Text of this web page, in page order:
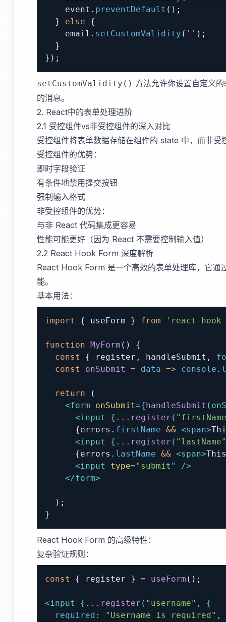
    event
. preventDefault ( ) ;
}
else
{
    email
. setCustomValidity ( '' ) ;
}
} ) ;
setCustomValidity() 方法允许你设置自定义
的消息。
2. React中的表单处理进阶
2.1 受控组件vs非受控组件的深入对比
受控组件将表单数据存储在组件的 state 中，而非
受控组件的优势：
即时字段验证
有条件地禁用提交按钮
强制输入格式
非受控组件的优势：
与非 React 代码集成更容易
性能可能更好（因为 React 不需要控制输入值）
2.2 React Hook Form 深度解析
React Hook Form 是一个高效的表单处理库，它通
能。
基本用法：
import { useForm } from 'react-
function MyForm ( )
{
const
{ register , handleSubmit ,
const
onSubmit = data => console .
return
(
<form onSubmit={handleSubmit (
<input { ... register (
{errors . firstName && <span>
<input { ... register ( "lastName"
{errors . lastName && <span>
<input type=" submit "
/>
</form>
) ;
}
React Hook Form 的高级特性：
复杂验证规则：
const { register } = useForm ( ) ;
<input { ... register ( "username" ,
{
required : "Username is required" ,